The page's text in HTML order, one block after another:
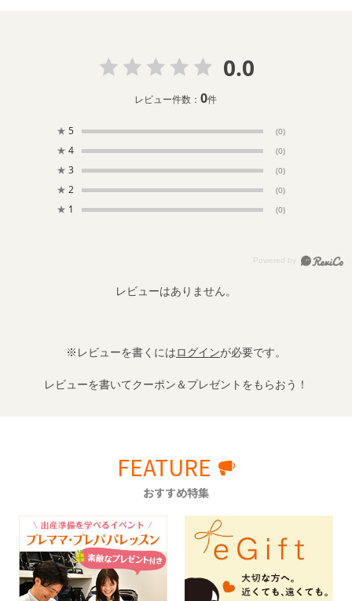
0.0
レビュー件数：0件
★ 5 (0)
★ 4 (0)
★ 3 (0)
★ 2 (0)
★ 1 (0)
レビューはありません。
※レビューを書くにはログインが必要です。
レビューを書いてクーポン＆プレゼントをもらおう！
FEATURE
おすすめ特集